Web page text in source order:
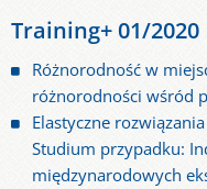
Training+ 01/2020
Różnorodność w
różnorodności wśród
Elastyczne
Studium przypadku:
międzynarodowych